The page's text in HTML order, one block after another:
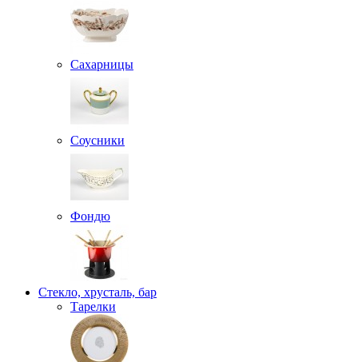
Сахарницы
Соусники
Фондю
Стекло, хрусталь, бар
Тарелки